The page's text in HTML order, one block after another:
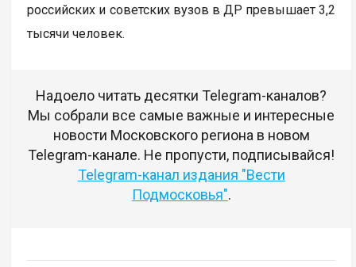
российских и советских вузов в ДР превышает 3,2
тысячи человек.
Надоело читать десятки Telegram-каналов?
Мы собрали все самые важные и интересные
новости Московского региона в новом
Telegram-канале. Не пропусти, подписывайся!
Telegram-канал издания "Вести
Подмосковья".